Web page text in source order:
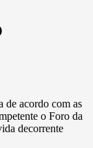
de acordo com as
o Foro da
decorrente